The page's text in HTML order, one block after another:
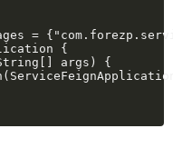
=
{
args) {